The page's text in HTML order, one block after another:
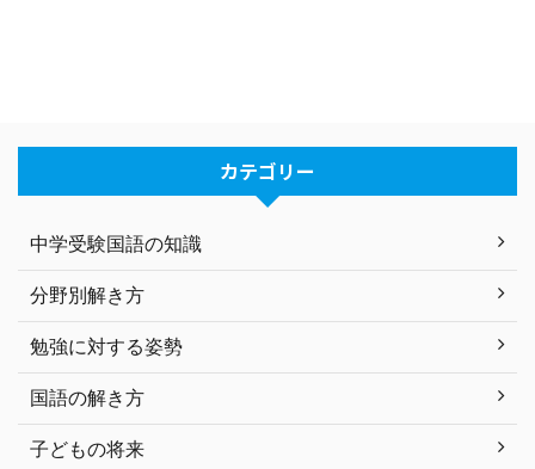
カテゴリー
中学受験国語の知識
分野別解き方
勉強に対する姿勢
国語の解き方
子どもの将来